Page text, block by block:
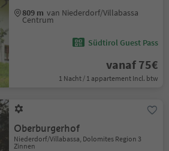
809 m van Niederdorf/Villabassa
Centrum
Südtirol Guest Pass
vanaf 75€
1 Nacht / 1 appartement Incl. btw
Oberburgerhof
Niederdorf/Villabassa, Dolomites Region 3
Zinnen